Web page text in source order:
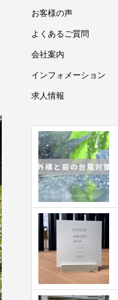
お客様の声
よくあるご質問
会社案内
インフォメーション
求人情報